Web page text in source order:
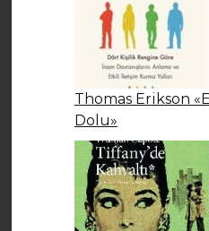
Thomas Erikson
Dolu»